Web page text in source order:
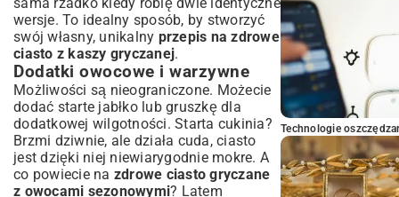
wersje. To idealny sposób, by stworzyć
swój własny, unikalny przepis na zdrowe
ciasto z kaszy gryczanej.
Dodatki owocowe i warzywne
Możliwości są nieograniczone. Możecie
dodać starte jabłko lub gruszkę dla
dodatkowej wilgotności. Starta cukinia?
Brzmi dziwnie, ale działa cuda, ciasto
jest dzięki niej niewiarygodnie mokre. A
co powiecie na zdrowe ciasto gryczane
z owocami sezonowymi? Latem
Technologie